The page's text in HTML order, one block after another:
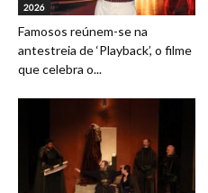
2026
Famosos reúnem-se na
antestreia de ‘Playback’, o filme
que celebra o...